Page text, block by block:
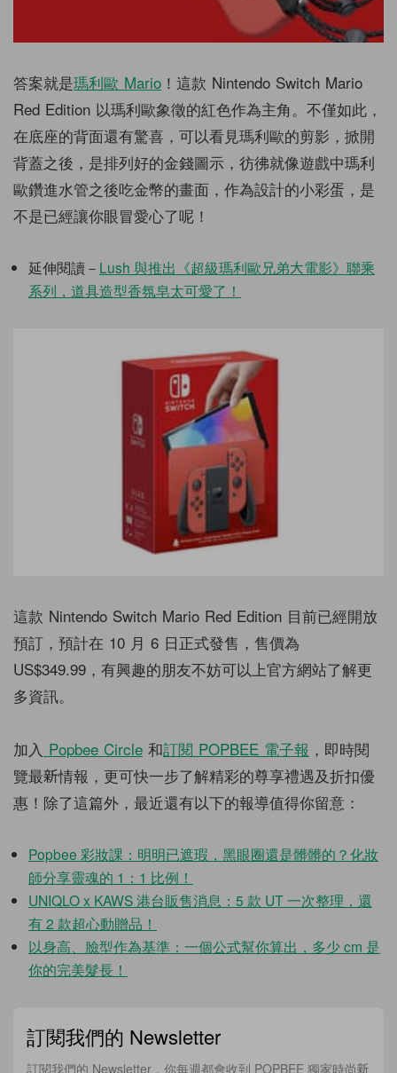
答案就是瑪利歐 Mario ！這款 Nintendo Switch Mario
Red Edition 以瑪利歐象徵的紅色作為主角。不僅如此，
在底座的背面還有驚喜，可以看見瑪利歐的剪影，掀開
背蓋之後，是排列好的金錢圖示，彷彿就像遊戲中瑪利
歐鑽進水管之後吃金幣的畫面，作為設計的小彩蛋，是
不是已經讓你眼冒愛心了呢！
延伸閱讀－ Lush 與推出《超級瑪利歐兄弟大電影》聯乘
系列，道具造型香氛皂太可愛了！
這款 Nintendo Switch Mario Red Edition 目前已經開放
預訂，預計在 10 月 6 日正式發售，售價為
US$349.99，有興趣的朋友不妨可以上官方網站了解更
多資訊。
加入 Popbee Circle 和訂閱 POPBEE 電子報 ，即時閱
覽最新情報，更可快一步了解精彩的尊享禮遇及折扣優
惠！除了這篇外，最近還有以下的報導值得你留意：
Popbee 彩妝課：明明已遮瑕，黑眼圈還是髒髒的？化妝
師分享靈魂的 1：1 比例！
UNIQLO x KAWS 港台販售消息：5 款 UT 一次整理，還
有 2 款超心動贈品！
以身高、臉型作為基準：一個公式幫你算出，多少 cm 是
你的完美髮長！
訂閱我們的 Newsletter
訂閱我們的 Newsletter，你每週都會收到 POPBEE 獨家時尚新